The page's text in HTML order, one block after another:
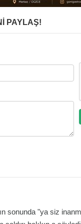
PAYLAŞ!
sonunda "ya siz